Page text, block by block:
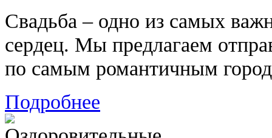
Свадьба – одно из самых
сердец. Мы предлагаем
по самым романтичным
Подробнее